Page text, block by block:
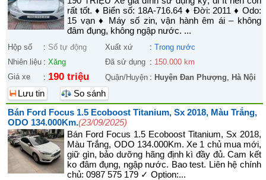
rất tốt. ♦ Biển số: 18A-716.64 ♦ Đời: 2011 ♦ Odo:
15 vạn ♦ Máy số zin, vận hành êm ái – không
đâm đụng, không ngập nước. ...
Hộp số : Số tự động Xuất xứ : Trong nước
Nhiên liệu : Xăng Đã sử dụng : 150.000 km
Giá xe
: 190 triệu Quận/Huyện : Huyện Đan Phượng, Hà Nội
Lưu tin
So sánh
Bán Ford Focus 1.5 Ecoboost Titanium, Sx 2018, Màu Trắng,
ODO 134.000Km.(23/09/2025)
Bán Ford Focus 1.5 Ecoboost Titanium, Sx 2018,
Màu Trắng, ODO 134.000Km. Xe 1 chủ mua mới,
giữ gìn, bảo dưỡng hãng định kì đầy đủ. Cam kết
ko đâm đụng, ngập nước. Bao test. Liên hệ chính
chủ: 0987 575 179 ✓ Option:...